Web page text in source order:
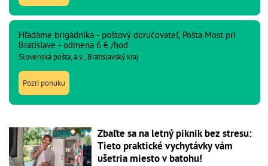
Hľadáme brigádnika - poštový doručovateľ, Pošta Most pri
Bratislave - odmena 6 € /hod
Slovenská pošta, a.s., Bratislavský kraj
Pozri ponuku
Zbaľte sa na letný piknik bez stresu:
Tieto praktické vychytávky vám
ušetria miesto v batohu!